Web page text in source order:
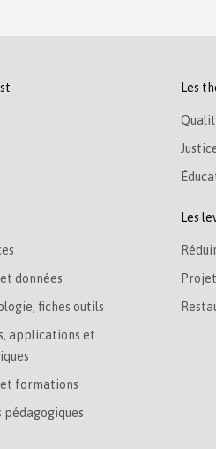
données
fiches outils
applications et
et formations
pédagogiques
Les
Les